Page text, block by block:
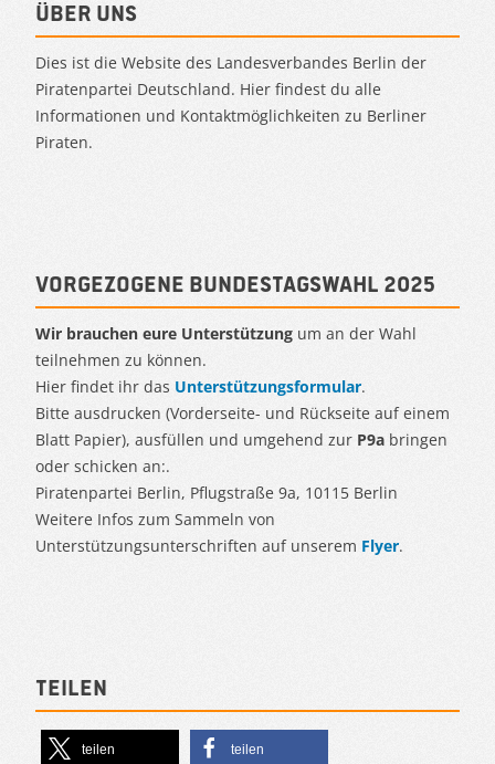
Über uns
Dies ist die Website des Landesverbandes Berlin der
Piratenpartei Deutschland. Hier findest du alle
Informationen und Kontaktmöglichkeiten zu Berliner
Piraten.
Vorgezogene Bundestagswahl 2025
Wir brauchen eure Unterstützung um an der Wahl
teilnehmen zu können.
Hier findet ihr das Unterstützungsformular.
Bitte ausdrucken (Vorderseite- und Rückseite auf einem
Blatt Papier), ausfüllen und umgehend zur P9a bringen
oder schicken an:.
Piratenpartei Berlin, Pflugstraße 9a, 10115 Berlin
Weitere Infos zum Sammeln von
Unterstützungsunterschriften auf unserem Flyer.
Teilen
teilen teilen